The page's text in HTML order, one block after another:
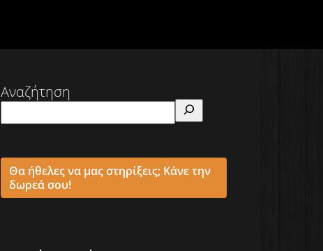
Αναζήτηση
Θα ήθελες να μας στηρίξεις; Κάνε την
δωρεά σου!